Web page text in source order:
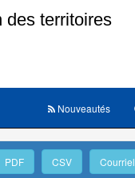
Nouveautés
PDF CSV Courriel